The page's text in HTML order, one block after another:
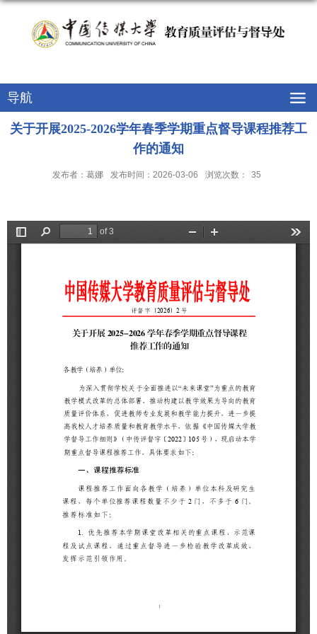
导航
关于开展2025-2026学年春季学期重点督导课程推荐工
作的通知
发布者：葛娜 发布时间：2026-03-06 浏览次数： 35